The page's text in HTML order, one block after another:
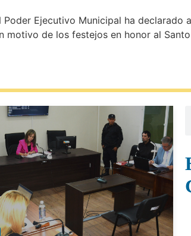
Ejecutivo Municipal ha declarado
de los festejos en honor al